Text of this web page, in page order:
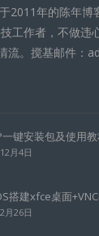
2011年的陈年博
工作者，不做违
流。搅基邮件：
一键安装包及使用
月4日
搭建xfce桌面
月26日